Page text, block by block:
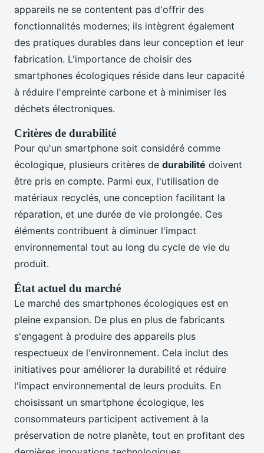
appareils ne se contentent pas d'offrir des
fonctionnalités modernes; ils intègrent également
des pratiques durables dans leur conception et leur
fabrication. L'importance de choisir des
smartphones écologiques réside dans leur capacité
à réduire l'empreinte carbone et à minimiser les
déchets électroniques.
Critères de durabilité
Pour qu'un smartphone soit considéré comme
écologique, plusieurs critères de durabilité doivent
être pris en compte. Parmi eux, l'utilisation de
matériaux recyclés, une conception facilitant la
réparation, et une durée de vie prolongée. Ces
éléments contribuent à diminuer l'impact
environnemental tout au long du cycle de vie du
produit.
État actuel du marché
Le marché des smartphones écologiques est en
pleine expansion. De plus en plus de fabricants
s'engagent à produire des appareils plus
respectueux de l'environnement. Cela inclut des
initiatives pour améliorer la durabilité et réduire
l'impact environnemental de leurs produits. En
choisissant un smartphone écologique, les
consommateurs participent activement à la
préservation de notre planète, tout en profitant des